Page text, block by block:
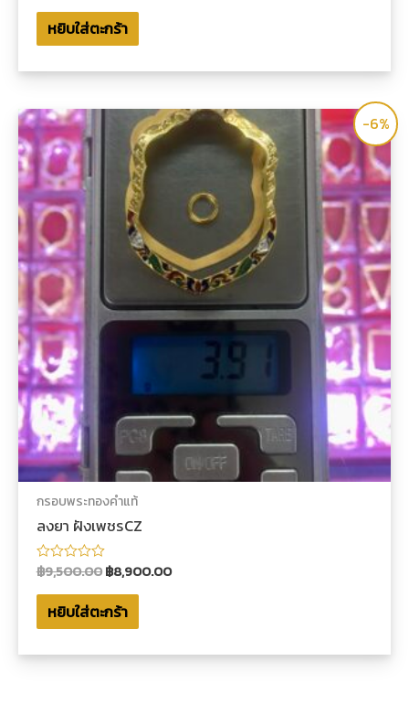
0
ตั้งแต่
หยิบใส่ตะกร้า
-6%
กรอบพระทองคำแท้
ลงยา ฝังเพชรCZ
ให้
คะแนน
0
ตั้งแต่
5
฿9,500.00฿8,900.00
หยิบใส่ตะกร้า